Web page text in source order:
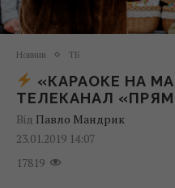
Новини ТБ
«КАРАОКЕ НА
ТЕЛЕКАНАЛ
Від Павло Мандрик
23.01.2019 14:07
17819